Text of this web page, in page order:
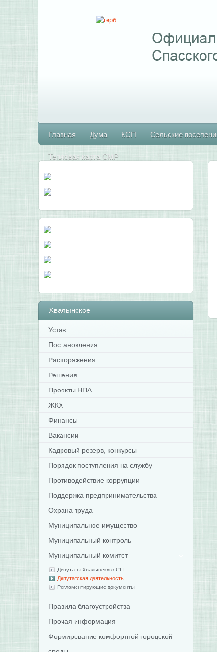
Главная Дума КСП Сельские
Тепловая карта СМР
Хвалынское
Устав
Постановления
Распоряжения
Решения
Проекты НПА
ЖКХ
Финансы
Вакансии
Кадровый резерв, конкурсы
Порядок поступления на службу
Противодействие коррупции
Поддержка предпринимательства
Охрана труда
Муниципальное имущество
Муниципальный контроль
Муниципальный комитет
Депутаты Хвалынского СП
Депутатская деятельность
Регламентирующие документы
Правила благоустройства
Прочая информация
Формирование комфортной городской